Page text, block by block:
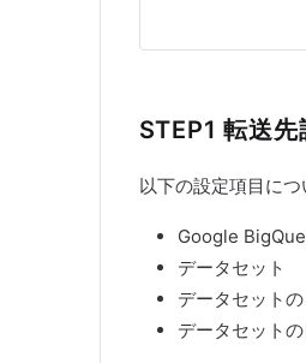
STEP1 転送先
以下の設定項目につ
Google
データセット
データセット
データセット